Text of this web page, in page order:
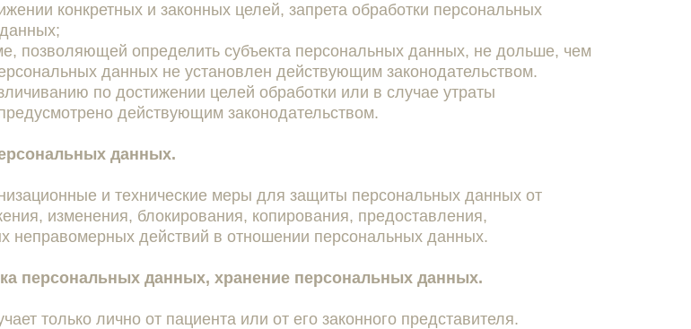
конкретных и законных целей, запрета обработки персональных
позволяющей определить субъекта персональных данных, не дольше, чем
данных не установлен действующим законодательством.
по достижении целей обработки или в случае утраты
действующим законодательством.
данных.
и технические меры для защиты персональных данных от
изменения, блокирования, копирования, предоставления,
неправомерных действий в отношении персональных данных.
персональных данных, хранение персональных данных.
только лично от пациента или от его законного представителя.